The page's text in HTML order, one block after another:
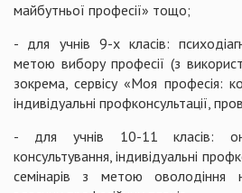
майбутньої професії» тощо;
- для учнів 9-х класів:
метою вибору професії (з
зокрема, сервісу «Моя професія:
індивідуальні профконсультації,
- для учнів 10-11 класів:
консультування, індивідуальні
семінарів з метою оволодіння